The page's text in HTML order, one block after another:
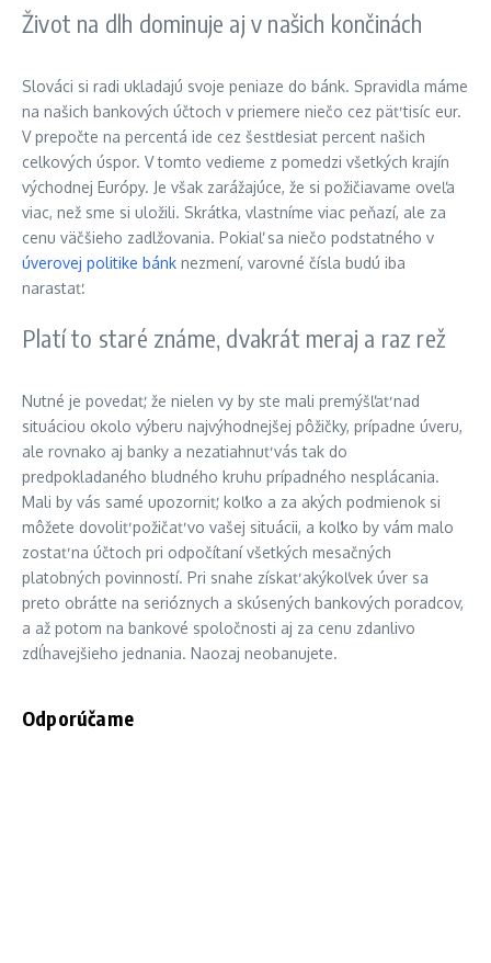
Život na dlh dominuje aj v našich končinách
Slováci si radi ukladajú svoje peniaze do bánk. Spravidla máme
na našich bankových účtoch v priemere niečo cez päť tisíc eur.
V prepočte na percentá ide cez šesťdesiat percent našich
celkových úspor. V tomto vedieme z pomedzi všetkých krajín
východnej Európy. Je však zarážajúce, že si požičiavame oveľa
viac, než sme si uložili. Skrátka, vlastníme viac peňazí, ale za
cenu väčšieho zadlžovania. Pokiaľ sa niečo podstatného v
úverovej politike bánk nezmení, varovné čísla budú iba
narastať.
Platí to staré známe, dvakrát meraj a raz rež
Nutné je povedať, že nielen vy by ste mali premýšľať nad
situáciou okolo výberu najvýhodnejšej pôžičky, prípadne úveru,
ale rovnako aj banky a nezatiahnuť vás tak do
predpokladaného bludného kruhu prípadného nesplácania.
Mali by vás samé upozorniť, koľko a za akých podmienok si
môžete dovoliť požičať vo vašej situácii, a koľko by vám malo
zostať na účtoch pri odpočítaní všetkých mesačných
platobných povinností. Pri snahe získať akýkoľvek úver sa
preto obráťte na serióznych a skúsených bankových poradcov,
a až potom na bankové spoločnosti aj za cenu zdanlivo
zdĺhavejšieho jednania. Naozaj neobanujete.
Odporúčame